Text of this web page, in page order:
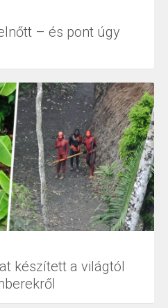
– és pont úgy
készített a világtól